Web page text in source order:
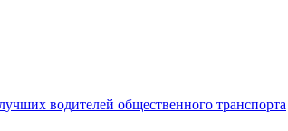
водителей общественного транспорта